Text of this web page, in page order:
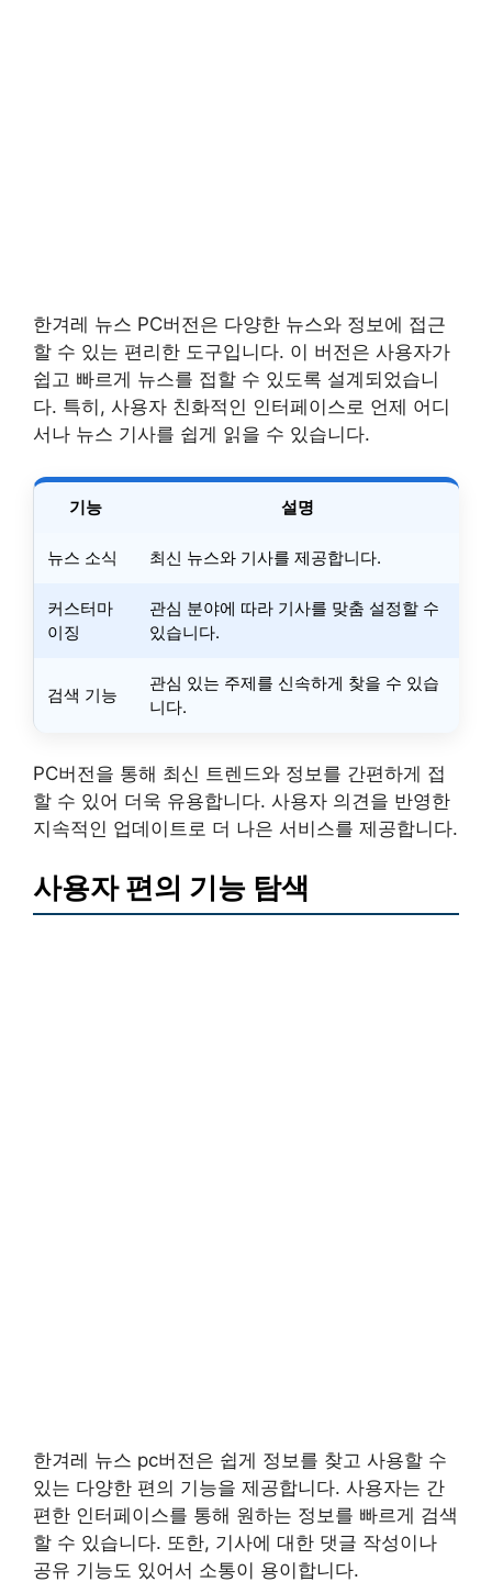
한겨레 뉴스 PC버전은 다양한 뉴스와 정보에 접근
할 수 있는 편리한 도구입니다. 이 버전은 사용자가
쉽고 빠르게 뉴스를 접할 수 있도록 설계되었습니
다. 특히, 사용자 친화적인 인터페이스로 언제 어디
서나 뉴스 기사를 쉽게 읽을 수 있습니다.
기능 설명
뉴스 소식 최신 뉴스와 기사를 제공합니다.
커스터마
이징
관심 분야에 따라 기사를 맞춤 설정할 수
있습니다.
검색 기능
관심 있는 주제를 신속하게 찾을 수 있습
니다.
PC버전을 통해 최신 트렌드와 정보를 간편하게 접
할 수 있어 더욱 유용합니다. 사용자 의견을 반영한
지속적인 업데이트로 더 나은 서비스를 제공합니다.
사용자 편의 기능 탐색
한겨레 뉴스 pc버전은 쉽게 정보를 찾고 사용할 수
있는 다양한 편의 기능을 제공합니다. 사용자는 간
편한 인터페이스를 통해 원하는 정보를 빠르게 검색
할 수 있습니다. 또한, 기사에 대한 댓글 작성이나
공유 기능도 있어서 소통이 용이합니다.